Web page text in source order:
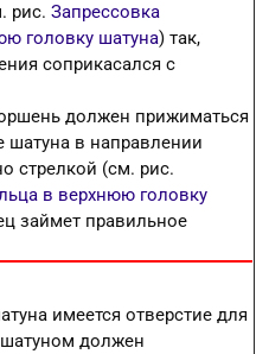
рис. Запрессовка
головку шатуна) так,
соприкасался с
должен прижиматься
шатуна в направлении
стрелкой (см. рис.
в верхнюю головку
займет правильное
имеется отверстие для
должен